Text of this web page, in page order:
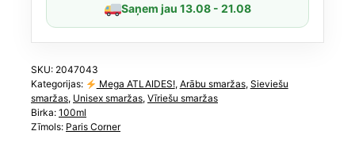
Parfumerie
Saņem jau 13.08 - 21.08
SKU: 2047043
Kategorijas:
Mega ATLAIDES!, Arābu smaržas, Sieviešu
smaržas, Unisex smaržas, Vīriešu smaržas
Birka: 100ml
Zīmols: Paris Corner